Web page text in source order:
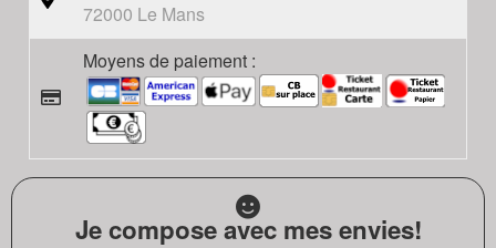
72000 Le Mans
Moyens de paiement :
Je compose avec mes envies!